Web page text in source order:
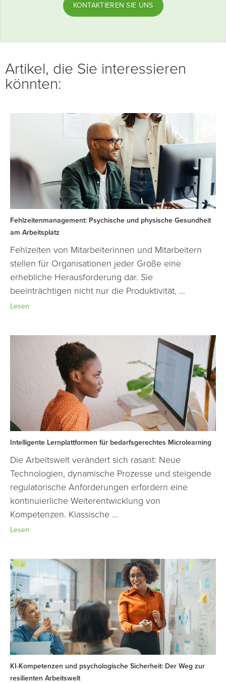
KONTAKTIEREN SIE UNS
Artikel, die Sie interessieren
könnten:
Fehlzeitenmanagement: Psychische und physische Gesundheit
am Arbeitsplatz
Fehlzeiten von Mitarbeiterinnen und Mitarbeitern
stellen für Organisationen jeder Größe eine
erhebliche Herausforderung dar. Sie
beeinträchtigen nicht nur die Produktivität, ...
Lesen
Intelligente Lernplattformen für bedarfsgerechtes Microlearning
Die Arbeitswelt verändert sich rasant: Neue
Technologien, dynamische Prozesse und steigende
regulatorische Anforderungen erfordern eine
kontinuierliche Weiterentwicklung von
Kompetenzen. Klassische ...
Lesen
KI-Kompetenzen und psychologische Sicherheit: Der Weg zur
resilienten Arbeitswelt